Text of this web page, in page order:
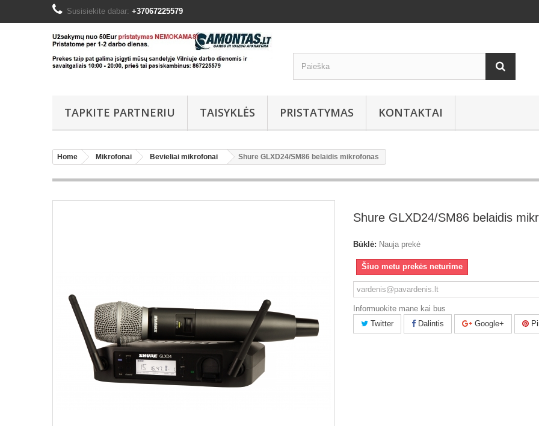
Susisiekite dabar: +37067225579
TAPKITE PARTNERIU TAISYKLĖS PRISTATYMAS KONTAKTAI
Home Mikrofonai Bevieliai mikrofonai Shure GLXD24/SM86 belaidis mikrofonas
Shure GLXD24/SM86 belaidis
Būklė: Nauja prekė
Šiuo metu prekės neturime
Informuokite mane kai bus
Twitter
Dalintis Google+